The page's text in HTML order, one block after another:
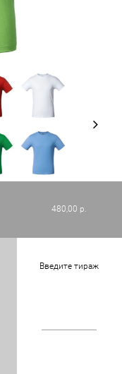
480,00 р.
Введите тираж